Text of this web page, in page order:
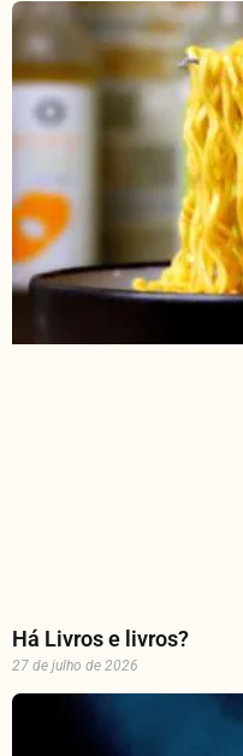
Há Livros e livros?
27 de julho de 2026